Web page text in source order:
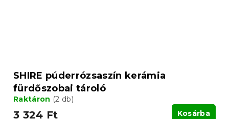
SHIRE púderrózsaszín kerámia
fürdőszobai tároló
Raktáron (2 db)
3 324 Ft Kosárba